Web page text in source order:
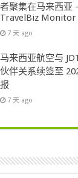
者聚集在马来西亚
TravelBiz Monitor
7 天 ago
马来西亚航空与
伙伴关系续签至
报
7 天 ago